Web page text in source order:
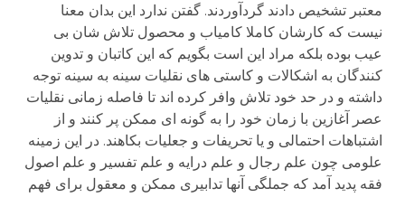
معتبر تشخیص دادند گردآوردند. گفتن ندارد این بدان معنا
نیست که کارشان کاملا کامیاب و محصول تلاش شان بی
عیب بوده بلکه مراد این است بگویم که این کاتبان و تدوین
کنندگان به اشکالات و کاستی های نقلیات سینه به سینه توجه
داشته و در حد خود تلاش وافر کرده اند تا فاصله زمانی نقلیات
عصر آغازین با زمان خود را به گونه ای ممکن پر کنند و از
اشتباهات احتمالی و یا تحریفات و جعلیات بکاهند. در این زمینه
علومی چون علم رجال و علم درایه و علم تفسیر و علم اصول
فقه پدید آمد که جملگی آنها تدابیری ممکن و معقول برای فهم